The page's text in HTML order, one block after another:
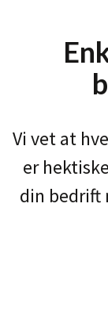
Vi vet at
er
din bedrift